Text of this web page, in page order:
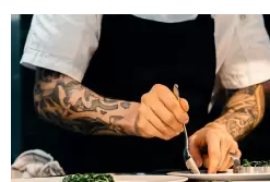
Lifestyle
Cómo elegir
tendencias
comensales
de tres